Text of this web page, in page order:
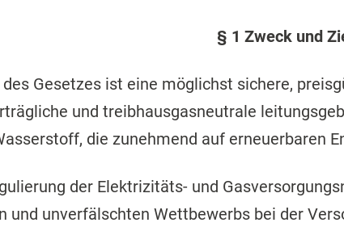
§ 1 Zweck und
Gesetzes ist eine möglichst sichere,
und treibhausgasneutrale
die zunehmend auf erneuerbaren
der Elektrizitäts- und
und unverfälschten Wettbewerbs bei der